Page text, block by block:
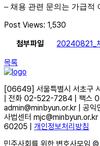
– 채용 관련 문의는 가급적
Post Views: 1,530
첨부파일
20240821_
목록
[06649] 서울특별시 서초구
| 전화 02-522-7284 | 팩스
admin@minbyun.or.kr | 공익
사법센터
60205 | 개인정보처리방침
민주사회를 위한 변호사모